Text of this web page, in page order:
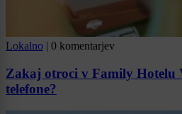
Lokalno | 0 komentarjev
Zakaj otroci v Family Hotelu
telefone?